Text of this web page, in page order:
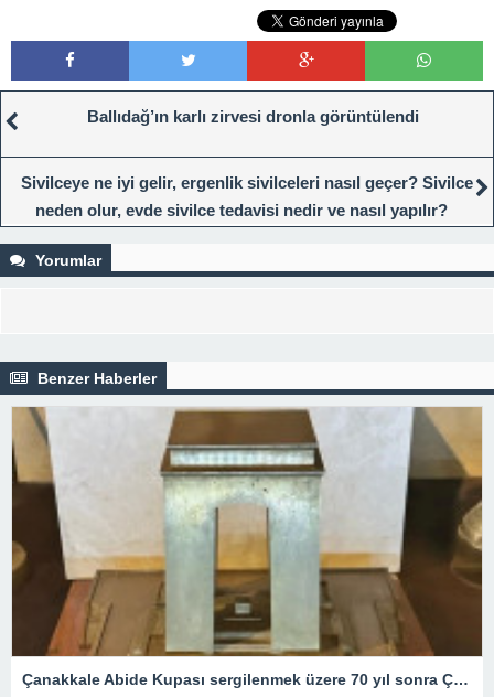
Ballıdağ’ın karlı zirvesi dronla görüntülendi
Sivilceye ne iyi gelir, ergenlik sivilceleri nasıl geçer? Sivilce
neden olur, evde sivilce tedavisi nedir ve nasıl yapılır?
Yorumlar
Benzer Haberler
Çanakkale Abide Kupası sergilenmek üzere 70 yıl sonra Çanakkale’ye geliyor